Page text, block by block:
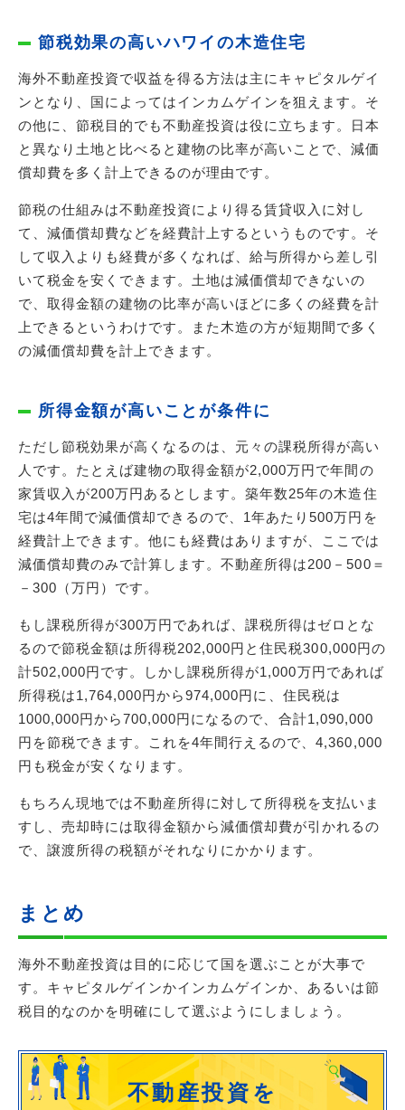
節税効果の高いハワイの木造住宅
海外不動産投資で収益を得る方法は主にキャピタルゲイ
ンとなり、国によってはインカムゲインを狙えます。そ
の他に、節税目的でも不動産投資は役に立ちます。日本
と異なり土地と比べると建物の比率が高いことで、減価
償却費を多く計上できるのが理由です。
節税の仕組みは不動産投資により得る賃貸収入に対し
て、減価償却費などを経費計上するというものです。そ
して収入よりも経費が多くなれば、給与所得から差し引
いて税金を安くできます。土地は減価償却できないの
で、取得金額の建物の比率が高いほどに多くの経費を計
上できるというわけです。また木造の方が短期間で多く
の減価償却費を計上できます。
所得金額が高いことが条件に
ただし節税効果が高くなるのは、元々の課税所得が高い
人です。たとえば建物の取得金額が2,000万円で年間の
家賃収入が200万円あるとします。築年数25年の木造住
宅は4年間で減価償却できるので、1年あたり500万円を
経費計上できます。他にも経費はありますが、ここでは
減価償却費のみで計算します。不動産所得は200－500＝
－300（万円）です。
もし課税所得が300万円であれば、課税所得はゼロとな
るので節税金額は所得税202,000円と住民税300,000円の
計502,000円です。しかし課税所得が1,000万円であれば
所得税は1,764,000円から974,000円に、住民税は
1000,000円から700,000円になるので、合計1,090,000
円を節税できます。これを4年間行えるので、4,360,000
円も税金が安くなります。
もちろん現地では不動産所得に対して所得税を支払いま
すし、売却時には取得金額から減価償却費が引かれるの
で、譲渡所得の税額がそれなりにかかります。
まとめ
海外不動産投資は目的に応じて国を選ぶことが大事で
す。キャピタルゲインかインカムゲインか、あるいは節
税目的なのかを明確にして選ぶようにしましょう。
不動産投資を